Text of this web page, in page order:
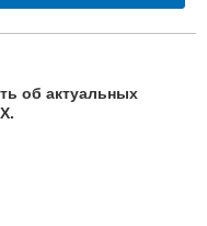
об актуальных